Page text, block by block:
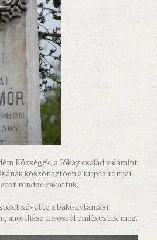
Községek, a Jókay család valamint
köszönhetően a kripta romjai
rendbe rakattuk.
követte a bakonytamási
ahol Ihász Lajosról emlékeztek meg.